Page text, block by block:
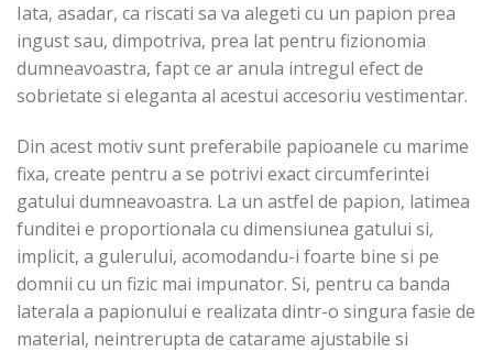
Iata, asadar, ca riscati sa va alegeti cu un papion prea
ingust sau, dimpotriva, prea lat pentru fizionomia
dumneavoastra, fapt ce ar anula intregul efect de
sobrietate si eleganta al acestui accesoriu vestimentar.
Din acest motiv sunt preferabile papioanele cu marime
fixa, create pentru a se potrivi exact circumferintei
gatului dumneavoastra. La un astfel de papion, latimea
funditei e proportionala cu dimensiunea gatului si,
implicit, a gulerului, acomodandu-i foarte bine si pe
domnii cu un fizic mai impunator. Si, pentru ca banda
laterala a papionului e realizata dintr-o singura fasie de
material, neintrerupta de catarame ajustabile si